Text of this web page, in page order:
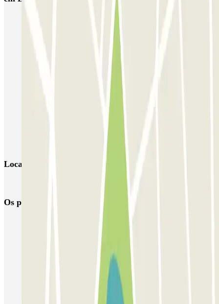
COPARK Hospital IMQ-Zorrotzaurre
SABA Estación Bilbao
AENA Aeropuerto de Bilbao - General P1
Eparkbilbao - Aeropuerto de Bilbao
FLYPARK - Valet - Aeropuerto de Bilbao
FLYPARK - P&R - Aeropuerto de Bilbao
Locais e eventos interessantes próximos de Madariaga
Reservar parque de estacionamento em Aeroporto de Bilbau (BIO)
Os parques de estacionamento mais reservados
Estacionamento em Lisboa
Estacionamento em Sevilha
Estacionamento em Madrid
Estacionamento em Aeroporto de Adolfo Suárez Madrid–Barajas